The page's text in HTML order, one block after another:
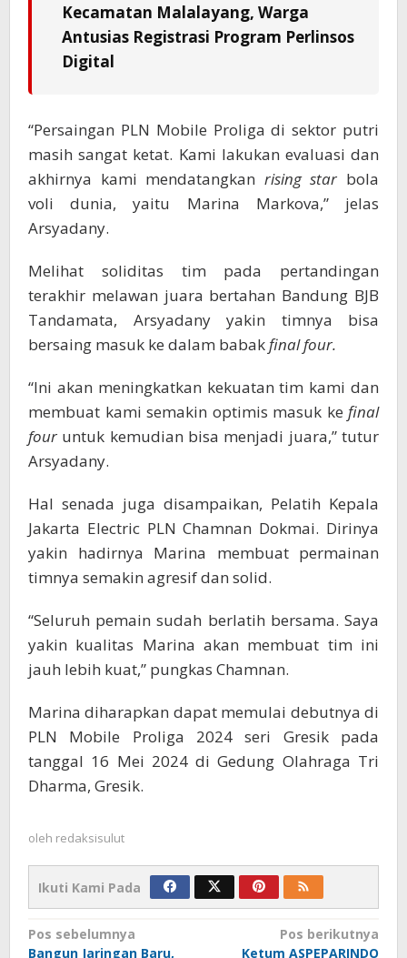
Kecamatan Malalayang, Warga
Antusias Registrasi Program Perlinsos
Digital
“Persaingan PLN Mobile Proliga di sektor putri
masih sangat ketat. Kami lakukan evaluasi dan
akhirnya kami mendatangkan rising star bola
voli dunia, yaitu Marina Markova,” jelas
Arsyadany.
Melihat soliditas tim pada pertandingan
terakhir melawan juara bertahan Bandung BJB
Tandamata, Arsyadany yakin timnya bisa
bersaing masuk ke dalam babakfinal four.
“Ini akan meningkatkan kekuatan tim kami dan
membuat kami semakin optimis masuk ke final
four untuk kemudian bisa menjadi juara,” tutur
Arsyadany.
Hal senada juga disampaikan, Pelatih Kepala
Jakarta Electric PLN Chamnan Dokmai. Dirinya
yakin hadirnya Marina membuat permainan
timnya semakin agresif dan solid.
“Seluruh pemain sudah berlatih bersama. Saya
yakin kualitas Marina akan membuat tim ini
jauh lebih kuat,” pungkas Chamnan.
Marina diharapkan dapat memulai debutnya di
PLN Mobile Proliga 2024 seri Gresik pada
tanggal 16 Mei 2024 di Gedung Olahraga Tri
Dharma, Gresik.
oleh redaksisulut
Ikuti Kami Pada
Navigasi
Pos sebelumnya
Bangun Jaringan Baru,
Pos berikutnya
Ketum ASPEPARINDO